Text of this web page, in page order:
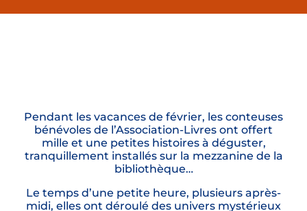
Pendant les vacances de février, les conteuses
bénévoles de l’Association-Livres ont offert
mille et une petites histoires à déguster,
tranquillement installés sur la mezzanine de la
bibliothèque…
Le temps d’une petite heure, plusieurs après-
midi, elles ont déroulé des univers mystérieux